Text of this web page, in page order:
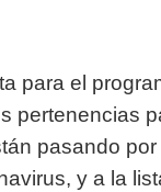
para el
pertenencias
pasando
y a la